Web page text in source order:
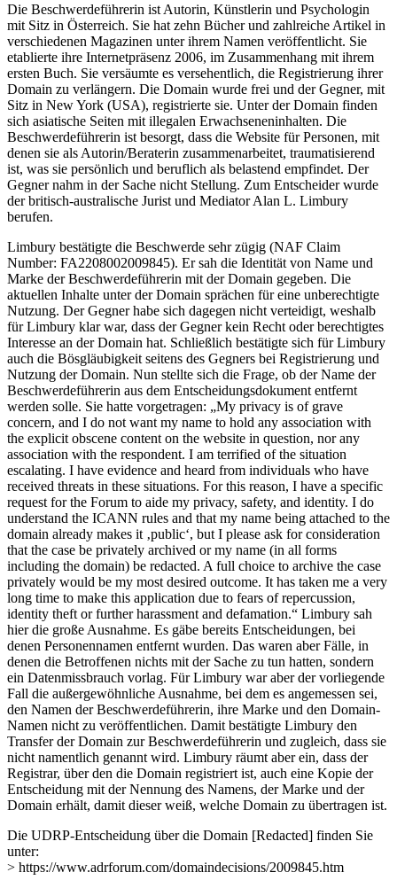
Die Beschwerdeführerin ist Autorin, Künstlerin und Psychologin
mit Sitz in Österreich. Sie hat zehn Bücher und zahlreiche Artikel in
verschiedenen Magazinen unter ihrem Namen veröffentlicht. Sie
etablierte ihre Internetpräsenz 2006, im Zusammenhang mit ihrem
ersten Buch. Sie versäumte es versehentlich, die Registrierung ihrer
Domain zu verlängern. Die Domain wurde frei und der Gegner, mit
Sitz in New York (USA), registrierte sie. Unter der Domain finden
sich asiatische Seiten mit illegalen Erwachseneninhalten. Die
Beschwerdeführerin ist besorgt, dass die Website für Personen, mit
denen sie als Autorin/Beraterin zusammenarbeitet, traumatisierend
ist, was sie persönlich und beruflich als belastend empfindet. Der
Gegner nahm in der Sache nicht Stellung. Zum Entscheider wurde
der britisch-australische Jurist und Mediator Alan L. Limbury
berufen.
Limbury bestätigte die Beschwerde sehr zügig (NAF Claim
Number: FA2208002009845). Er sah die Identität von Name und
Marke der Beschwerdeführerin mit der Domain gegeben. Die
aktuellen Inhalte unter der Domain sprächen für eine unberechtigte
Nutzung. Der Gegner habe sich dagegen nicht verteidigt, weshalb
für Limbury klar war, dass der Gegner kein Recht oder berechtigtes
Interesse an der Domain hat. Schließlich bestätigte sich für Limbury
auch die Bösgläubigkeit seitens des Gegners bei Registrierung und
Nutzung der Domain. Nun stellte sich die Frage, ob der Name der
Beschwerdeführerin aus dem Entscheidungsdokument entfernt
werden solle. Sie hatte vorgetragen: „My privacy is of grave
concern, and I do not want my name to hold any association with
the explicit obscene content on the website in question, nor any
association with the respondent. I am terrified of the situation
escalating. I have evidence and heard from individuals who have
received threats in these situations. For this reason, I have a specific
request for the Forum to aide my privacy, safety, and identity. I do
understand the ICANN rules and that my name being attached to the
domain already makes it ‚public‘, but I please ask for consideration
that the case be privately archived or my name (in all forms
including the domain) be redacted. A full choice to archive the case
privately would be my most desired outcome. It has taken me a very
long time to make this application due to fears of repercussion,
identity theft or further harassment and defamation.“ Limbury sah
hier die große Ausnahme. Es gäbe bereits Entscheidungen, bei
denen Personennamen entfernt wurden. Das waren aber Fälle, in
denen die Betroffenen nichts mit der Sache zu tun hatten, sondern
ein Datenmissbrauch vorlag. Für Limbury war aber der vorliegende
Fall die außergewöhnliche Ausnahme, bei dem es angemessen sei,
den Namen der Beschwerdeführerin, ihre Marke und den Domain-
Namen nicht zu veröffentlichen. Damit bestätigte Limbury den
Transfer der Domain zur Beschwerdeführerin und zugleich, dass sie
nicht namentlich genannt wird. Limbury räumt aber ein, dass der
Registrar, über den die Domain registriert ist, auch eine Kopie der
Entscheidung mit der Nennung des Namens, der Marke und der
Domain erhält, damit dieser weiß, welche Domain zu übertragen ist.
Die UDRP-Entscheidung über die Domain [Redacted] finden Sie
unter:
> https://www.adrforum.com/domaindecisions/2009845.htm